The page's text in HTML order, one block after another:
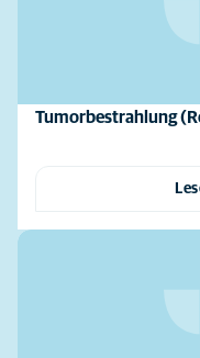
Tumorbestrahlung